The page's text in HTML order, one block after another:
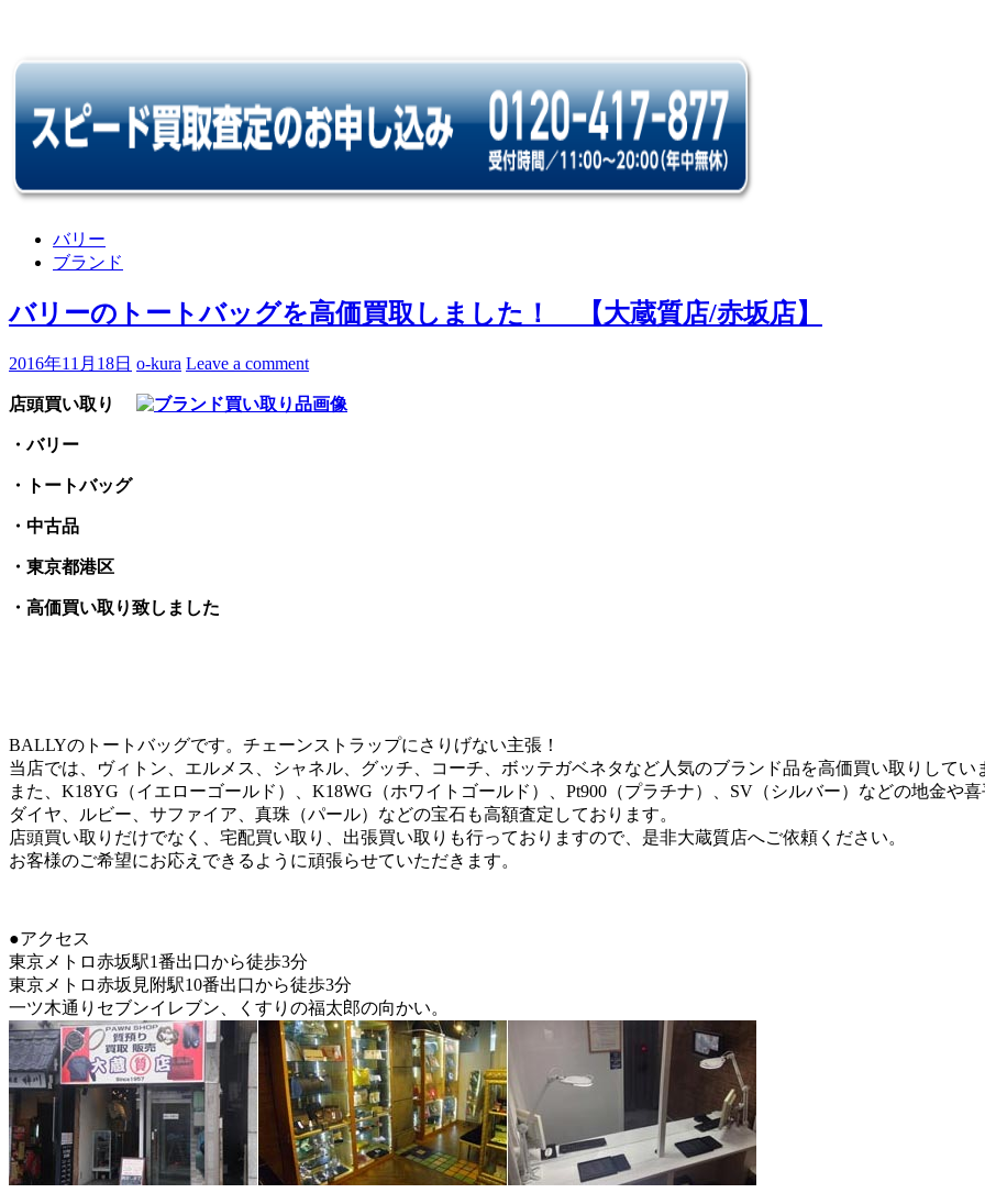
バリー
ブランド
バリーのトートバッグを高価買取しました！ 【大蔵質店/赤坂店】
2016年11月18日 o-kura Leave a comment
店頭買い取り
・バリー
・トートバッグ
・中古品
・東京都港区
・高価買い取り致しました
BALLYのトートバッグです。チェーンストラップにさりげない主張！
当店では、ヴィトン、エルメス、シャネル、グッチ、コーチ、ボッテガベネタなど人気のブランド品を高価買い取りしてい
また、K18YG（イエローゴールド）、K18WG（ホワイトゴールド）、Pt900（プラチナ）、SV（シルバー）などの地金や喜
ダイヤ、ルビー、サファイア、真珠（パール）などの宝石も高額査定しております。
店頭買い取りだけでなく、宅配買い取り、出張買い取りも行っておりますので、是非大蔵質店へご依頼ください。
お客様のご希望にお応えできるように頑張らせていただきます。
●アクセス
東京メトロ赤坂駅1番出口から徒歩3分
東京メトロ赤坂見附駅10番出口から徒歩3分
一ツ木通りセブンイレブン、くすりの福太郎の向かい。